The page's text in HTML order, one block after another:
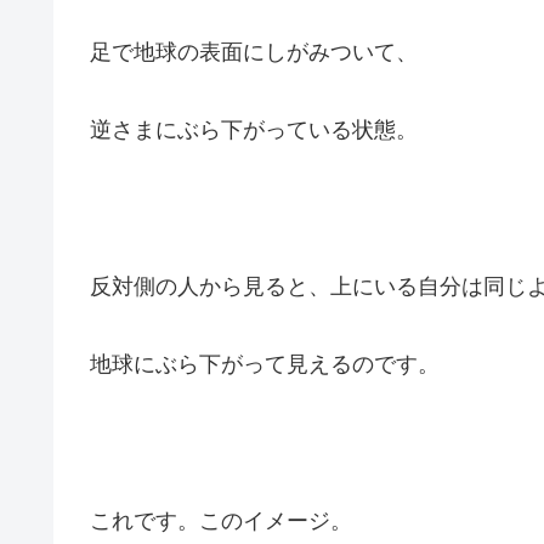
足で地球の表面にしがみついて、
逆さまにぶら下がっている状態。
反対側の人から見ると、上にいる自分は同じ
地球にぶら下がって見えるのです。
これです。このイメージ。